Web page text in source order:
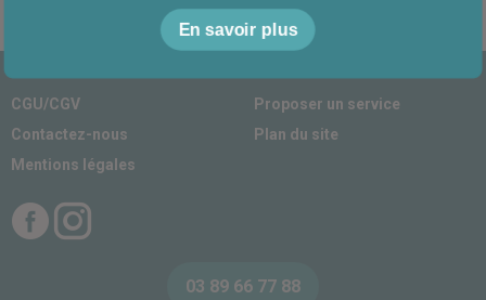
CGU/CGV
Contactez-nous
Mentions légales
Proposer un service
Plan du site
03 89 66 77 88
En savoir plus